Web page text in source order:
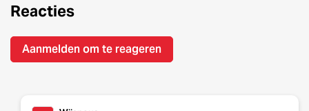
Reacties
Aanmelden om te reageren